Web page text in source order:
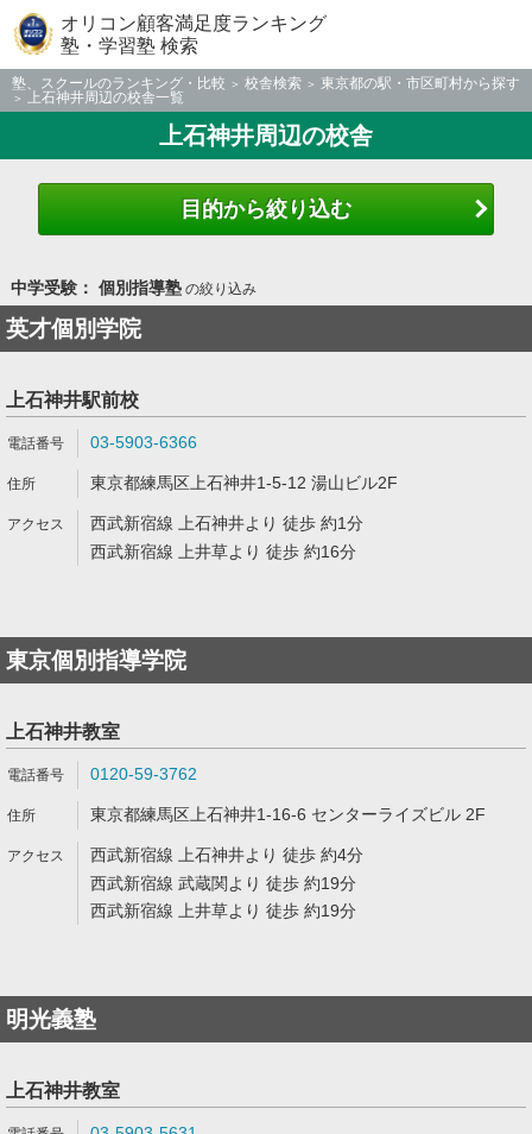
オリコン顧客満足度ランキング
塾・学習塾 検索
塾、スクールのランキング・比較 校舎検索
東京都の駅・市区町村から探す
上石神井周辺の校舎一覧
上石神井周辺の校舎
目的から絞り込む
中学受験： 個別指導塾の絞り込み
英才個別学院
上石神井駅前校
03-5903-6366
東京都練馬区上石神井1-5-12 湯山ビル2F
西武新宿線 上石神井より 徒歩 約1分
西武新宿線 上井草より 徒歩 約16分
東京個別指導学院
上石神井教室
0120-59-3762
東京都練馬区上石神井1-16-6 センターライズビル 2F
西武新宿線 上石神井より 徒歩 約4分
西武新宿線 武蔵関より 徒歩 約19分
西武新宿線 上井草より 徒歩 約19分
明光義塾
上石神井教室